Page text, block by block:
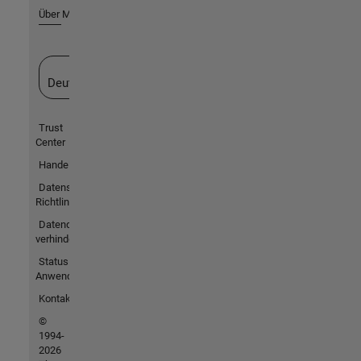
Über MathWorks
Deutschland
Trust
Center
Handelsmarken
Datenschutz-
Richtlinien
Datendiebstahl
verhindern
Status von
Anwendungen
Kontakt
©
1994-
2026